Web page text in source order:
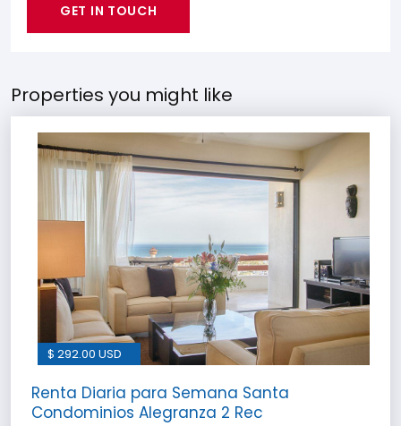
GET IN TOUCH
Properties you might like
$ 292.00 USD
Renta Diaria para Semana Santa
Condominios Alegranza 2 Rec